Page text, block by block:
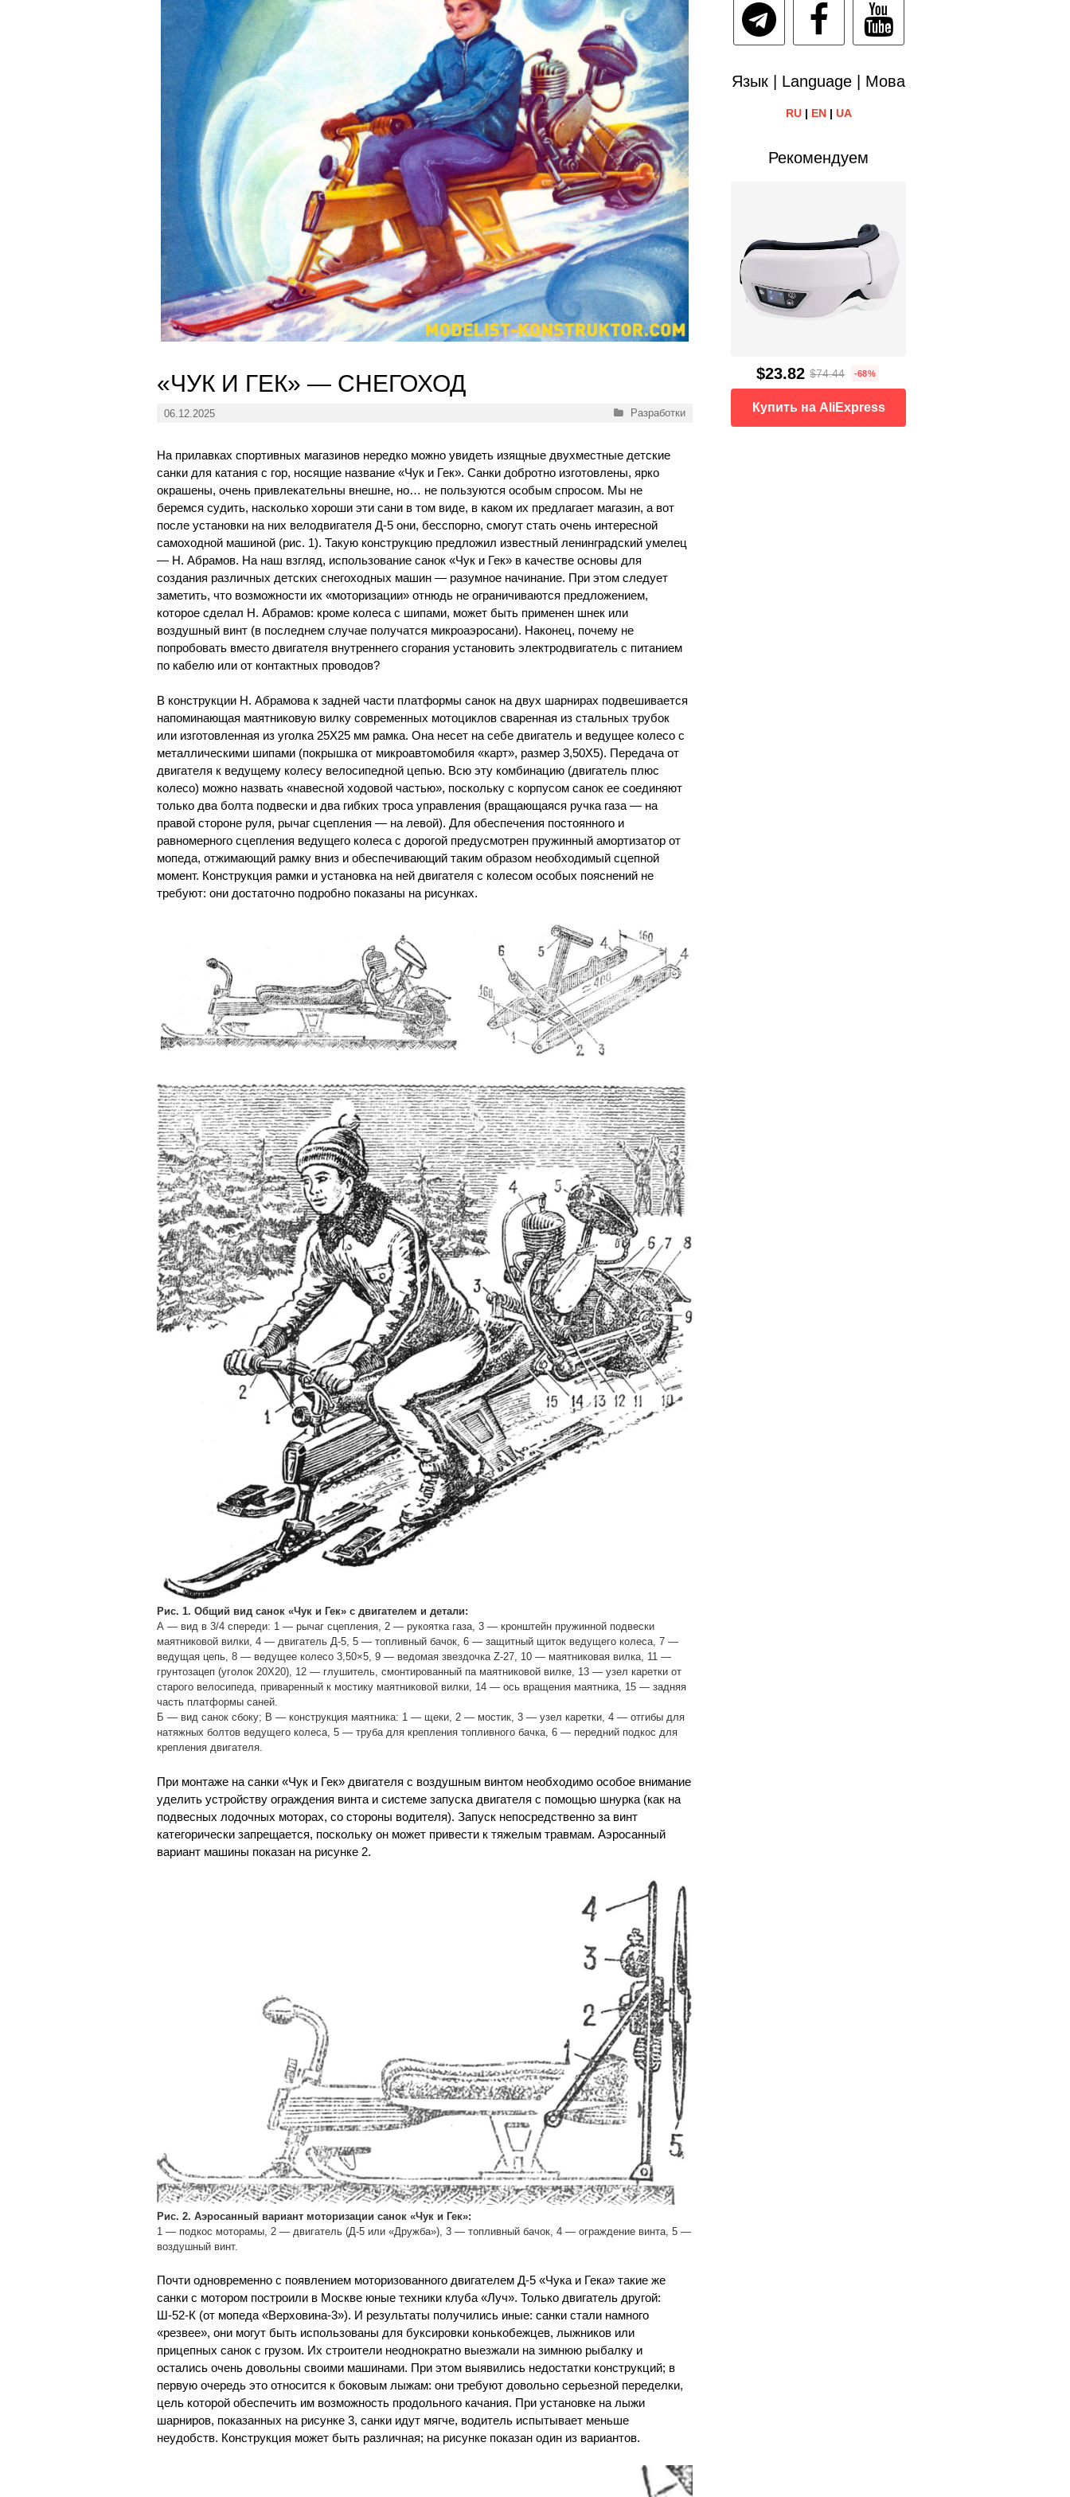
«ЧУК И ГЕК» — СНЕГОХОД
06.12.2025 Рубрики
Разработки
На прилавках спортивных магазинов нередко можно увидеть изящные двухместные детские
санки для катания с гор, носящие название «Чук и Гек». Санки добротно изготовлены, ярко
окрашены, очень привлекательны внешне, но… не пользуются особым спросом. Мы не
беремся судить, насколько хороши эти сани в том виде, в каком их предлагает магазин, а вот
после установки на них велодвигателя Д-5 они, бесспорно, смогут стать очень интересной
самоходной машиной (рис. 1). Такую конструкцию предложил известный ленинградский умелец
— Н. Абрамов. На наш взгляд, использование санок «Чук и Гек» в качестве основы для
создания различных детских снегоходных машин — разумное начинание. При этом следует
заметить, что возможности их «моторизации» отнюдь не ограничиваются предложением,
которое сделал Н. Абрамов: кроме колеса с шипами, может быть применен шнек или
воздушный винт (в последнем случае получатся микроаэросани). Наконец, почему не
попробовать вместо двигателя внутреннего сгорания установить электродвигатель с питанием
по кабелю или от контактных проводов?
В конструкции Н. Абрамова к задней части платформы санок на двух шарнирах подвешивается
напоминающая маятниковую вилку современных мотоциклов сваренная из стальных трубок
или изготовленная из уголка 25Х25 мм рамка. Она несет на себе двигатель и ведущее колесо с
металлическими шипами (покрышка от микроавтомобиля «карт», размер 3,50X5). Передача от
двигателя к ведущему колесу велосипедной цепью. Всю эту комбинацию (двигатель плюс
колесо) можно назвать «навесной ходовой частью», поскольку с корпусом санок ее соединяют
только два болта подвески и два гибких троса управления (вращающаяся ручка газа — на
правой стороне руля, рычаг сцепления — на левой). Для обеспечения постоянного и
равномерного сцепления ведущего колеса с дорогой предусмотрен пружинный амортизатор от
мопеда, отжимающий рамку вниз и обеспечивающий таким образом необходимый сцепной
момент. Конструкция рамки и установка на ней двигателя с колесом особых пояснений не
требуют: они достаточно подробно показаны на рисунках.
Рис. 1. Общий вид санок «Чук и Гек» с двигателем и детали:
А — вид в 3/4 спереди: 1 — рычаг сцепления, 2 — рукоятка газа, 3 — кронштейн пружинной подвески
маятниковой вилки, 4 — двигатель Д-5, 5 — топливный бачок, 6 — защитный щиток ведущего колеса, 7 —
ведущая цепь, 8 — ведущее колесо 3,50×5, 9 — ведомая звездочка Z-27, 10 — маятниковая вилка, 11 —
грунтозацеп (уголок 20X20), 12 — глушитель, смонтированный па маятниковой вилке, 13 — узел каретки от
старого велосипеда, приваренный к мостику маятниковой вилки, 14 — ось вращения маятника, 15 — задняя
часть платформы саней.
Б — вид санок сбоку; В — конструкция маятника: 1 — щеки, 2 — мостик, 3 — узел каретки, 4 — отгибы для
натяжных болтов ведущего колеса, 5 — труба для крепления топливного бачка, 6 — передний подкос для
крепления двигателя.
При монтаже на санки «Чук и Гек» двигателя с воздушным винтом необходимо особое внимание
уделить устройству ограждения винта и системе запуска двигателя с помощью шнурка (как на
подвесных лодочных моторах, со стороны водителя). Запуск непосредственно за винт
категорически запрещается, поскольку он может привести к тяжелым травмам. Аэросанный
вариант машины показан на рисунке 2.
Рис. 2. Аэросанный вариант моторизации санок «Чук и Гек»:
1 — подкос моторамы, 2 — двигатель (Д-5 или «Дружба»), 3 — топливный бачок, 4 — ограждение винта, 5 —
воздушный винт.
Почти одновременно с появлением моторизованного двигателем Д-5 «Чука и Гека» такие же
санки с мотором построили в Москве юные техники клуба «Луч». Только двигатель другой:
Ш-52-К (от мопеда «Верховина-3»). И результаты получились иные: санки стали намного
«резвее», они могут быть использованы для буксировки конькобежцев, лыжников или
прицепных санок с грузом. Их строители неоднократно выезжали на зимнюю рыбалку и
остались очень довольны своими машинами. При этом выявились недостатки конструкций; в
первую очередь это относится к боковым лыжам: они требуют довольно серьезной переделки,
цель которой обеспечить им возможность продольного качания. При установке на лыжи
шарниров, показанных на рисунке 3, санки идут мягче, водитель испытывает меньше
неудобств. Конструкция может быть различная; на рисунке показан один из вариантов.
Язык | Language | Мова
RU| EN| UA
Рекомендуем
$23.82 $74.44 -68%
Купить на AliExpress